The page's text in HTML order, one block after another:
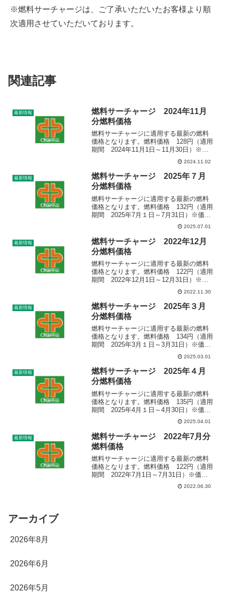
※燃料サーチャージは、ご了承いただいたお客様より順
次適用させていただいております。
関連記事
最新情報
燃料サーチャージ 2024年11月
分燃料価格
燃料サーチャージに適用する最新の燃料
価格となります。燃料価格 128円（適用
期間 2024年11月1日～11月30日）※価
格は経済産業省資源エネルギー庁発表の
産業用価格（軽油ローリー全国平均値）
を採用しております。※燃料サーチャー
ジは、ご了承いただいたお客様より順次
適用させていただいております。
2024.11.02
最新情報
燃料サーチャージ 2025年７月
分燃料価格
燃料サーチャージに適用する最新の燃料
価格となります。燃料価格 132円（適用
期間 2025年7月１日～7月31日）※価格
は経済産業省資源エネルギー庁発表の産
業用価格（軽油ローリー全国平均値）を
採用しております。※燃料サーチャージ
は、ご了承い...
2025.07.01
最新情報
燃料サーチャージ 2022年12月
分燃料価格
燃料サーチャージに適用する最新の燃料
価格となります。燃料価格 122円（適用
期間 2022年12月1日～12月31日）※価
格は経済産業省資源エネルギー庁発表の
産業用価格（軽油ローリー全国平均値）
を採用しております。※燃料サーチャー
ジは、ご了...
2022.11.30
最新情報
燃料サーチャージ 2025年３月
分燃料価格
燃料サーチャージに適用する最新の燃料
価格となります。燃料価格 134円（適用
期間 2025年3月１日～3月31日）※価格
は経済産業省資源エネルギー庁発表の産
業用価格（軽油ローリー全国平均値）を
採用しております。※燃料サーチャージ
は、ご了承い...
2025.03.01
最新情報
燃料サーチャージ 2025年４月
分燃料価格
燃料サーチャージに適用する最新の燃料
価格となります。燃料価格 135円（適用
期間 2025年4月１日～4月30日）※価格
は経済産業省資源エネルギー庁発表の産
業用価格（軽油ローリー全国平均値）を
採用しております。※燃料サーチャージ
は、ご了承い...
2025.04.01
最新情報
燃料サーチャージ 2022年7月分
燃料価格
燃料サーチャージに適用する最新の燃料
価格となります。燃料価格 122円（適用
期間 2022年7月1日～7月31日）※価格
は経済産業省資源エネルギー庁発表の産
業用価格 （軽油ローリー全国平均値）を
2022.06.30
アーカイブ
2026年8月
2026年6月
2026年5月